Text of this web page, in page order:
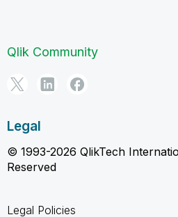
Qlik Community
Legal
© 1993-2026 QlikTech
Reserved
Legal Policies